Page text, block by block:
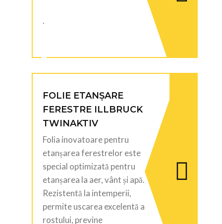
.
FOLIE ETANȘARE
FERESTRE ILLBRUCK
TWINAKTIV
Folia inovatoare pentru
etanșarea ferestrelor este
special optimizată pentru
etanșarea la aer, vânt și apă.
Rezistentă la intemperii,
permite uscarea excelentă a
rostului, previne